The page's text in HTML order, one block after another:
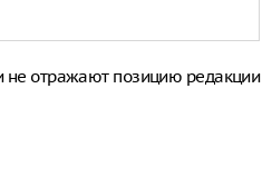
отражают позицию редакции